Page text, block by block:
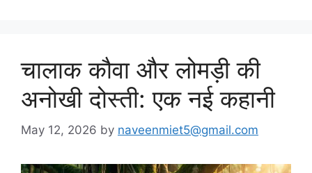
चालाक कौवा और लोमड़ी की
अनोखी दोस्ती: एक नई कहानी
May 12, 2026 by naveenmiet5@gmail.com